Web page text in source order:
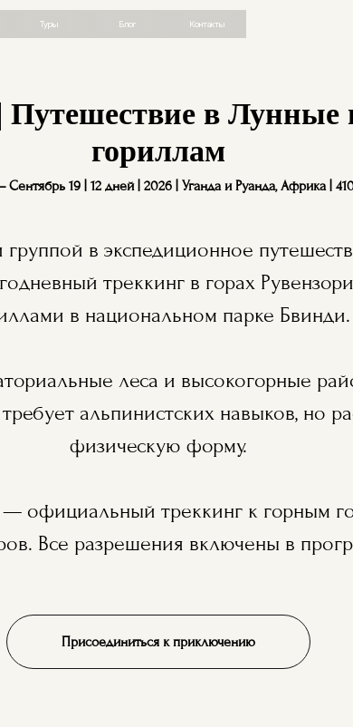
Путешествие в
гориллам
19 | 12 дней | 2026 | Уганда и Руанда, Африка |
в экспедиционное
треккинг в горах
в национальном парке Бвинди.
леса и высокогорные
альпинистских навыков, но
физическую форму.
— официальный треккинг к горным
Все разрешения включены в
Присоединиться к приключению